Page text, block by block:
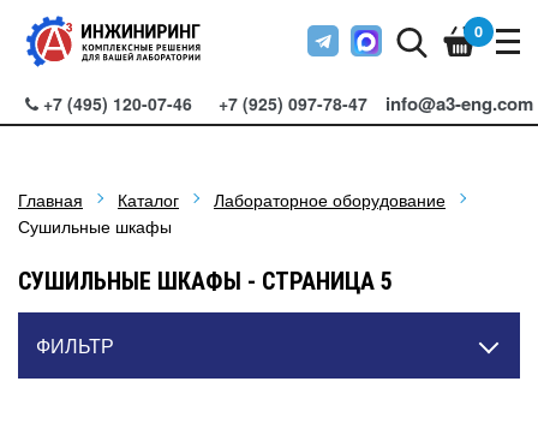
+7 (495) 120-07-46 +7 (925) 097-78-47 info@a3-eng.com
0
Главная Каталог
Лабораторное оборудование
Сушильные шкафы
СУШИЛЬНЫЕ ШКАФЫ - СТРАНИЦА 5
ФИЛЬТР